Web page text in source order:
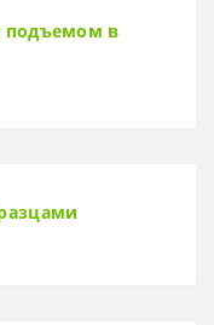
подъемом в